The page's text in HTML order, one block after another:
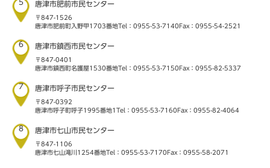
5 唐津市肥前市民センター
〒847-1526
唐津市肥前町入野甲1703番地Tel：0955-53-7140 Fax：0955-54-2521
6 唐津市鎮西市民センター
〒847-0401
唐津市鎮西町名護屋1530番地Tel：0955-53-7150 Fax：0955-82-5337
7 唐津市呼子市民センター
〒847-0392
唐津市呼子町呼子1995番地1 Tel：0955-53-7160 Fax：0955-82-4064
8 唐津市七山市民センター
〒847-1106
唐津市七山滝川1254番地Tel：0955-53-7170 Fax：0955-58-2071